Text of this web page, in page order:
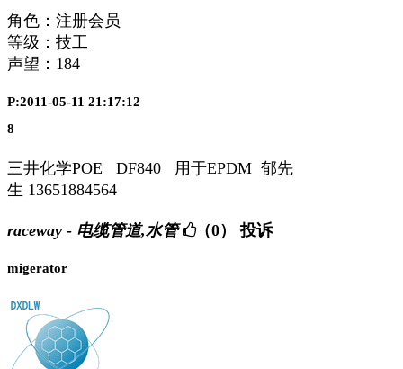
角色：注册会员
等级：技工
声望： 184
P:2011-05-11 21:17:12
8
三井化学POE DF840 用于EPDM 郁先
生 13651884564
raceway - 电缆管道,水管 （0） 投诉
migerator